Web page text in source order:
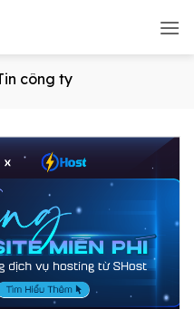
công ty